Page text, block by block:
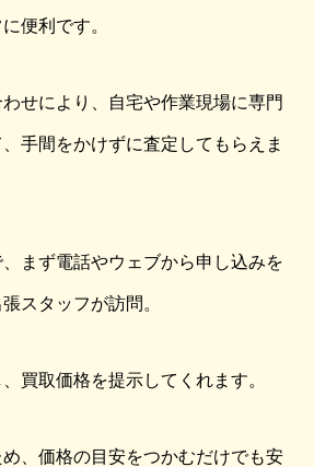
便利です。
せにより、自宅や作業現場に専門
手間をかけずに査定してもらえま
まず電話やウェブから申し込みを
スタッフが訪問。
買取価格を提示してくれます。
、価格の目安をつかむだけでも安